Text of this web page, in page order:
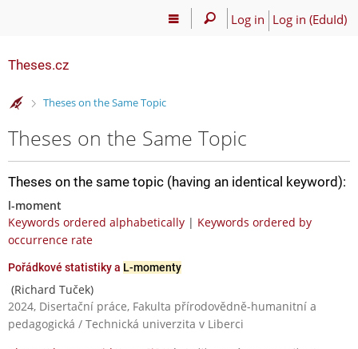
Log in Log in (EduId)
Theses.cz
>
Theses on the Same Topic
Theses on the Same Topic
Theses on the same topic (having an identical keyword):
l-moment
Keywords ordered alphabetically | Keywords ordered by
occurrence rate
Pořádkové statistiky a L-momenty
(Richard Tuček)
2024, Disertační práce, Fakulta přírodovědně-humanitní a
pedagogická / Technická univerzita v Liberci